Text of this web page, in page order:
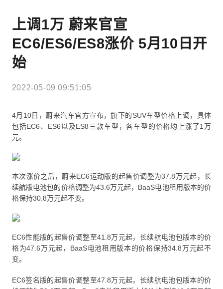
上调1万 蔚来官宣
EC6/ES6/ES8涨价 5月10日开
始
2022-05-09 09:51:05
4月10日，蔚来汽车官方宣布，旗下的SUV车型价格上调，具体
包括EC6、ES6以及ES8三款车型，各车型的价格均上涨了1万
元。
本次涨价之后，蔚来EC6运动版的起售价调整为37.8万元起，长
续航版电池包的价格调整为43.6万元起，BaaS电池租用版本的价
格保持30.8万元起不变。
EC6性能版的起售价调整至41.8万元起，长续航电池包版本的价
格为47.6万元起，BaaS电池租用版本的价格保持34.8万元起不
变。
EC6签名版的起售价调整至47.8万元起，长续航电池包版本的价